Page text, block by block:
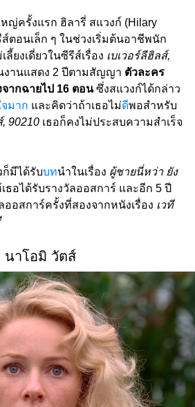
ญ่ครั้งแรก ฮิลารี่ สแวงก์ (Hilary
ตอนเล็ก ๆ ในช่วงเริ่มต้นอาชีพนัก
ลี้ยงเดี่ยวในซีรีส์เรื่อง เบเวอร์ลีฮิลส์,
งานแสดง 2 ปีตามสัญญา ตัวละคร
ากฉายไป 16 ตอนซึ่งสแวงก์ได้กล่าว
จมาก และคิดว่าถ้าเธอไม่ดีพอสำหรับ
, 90210 เธอก็คงไม่ประสบความสำเร็จ
มีได้รับบทนำในเรื่อง ผู้ชายนี่หว่า ยัง
ธอได้รับรางวัลออสการ์ และอีก 5 ปี
ออสการ์ครั้งที่สองจากหนังเรื่อง เวที
นาโอมิ วัตส์